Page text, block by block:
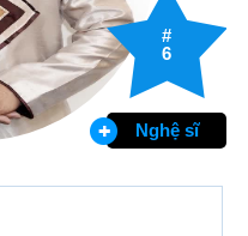
#
6
Nghệ sĩ